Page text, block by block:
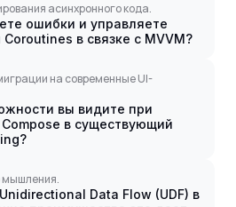
асинхронного кода.
ошибки и управляете
в связке с MVVM?
на современные UI-
вы видите при
в существующий
мышления.
Data Flow (UDF) в